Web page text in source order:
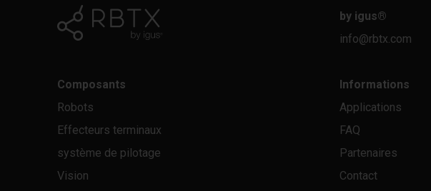
by igus®
info@rbtx.com
Composants
Robots
Effecteurs terminaux
système de pilotage
Vision
Informations
Applications
FAQ
Partenaires
Contact